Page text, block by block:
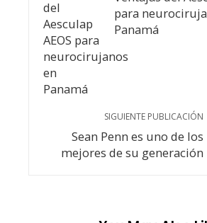
para
Panamá
SIGUIENTE PUBLICACIÓN
Sean Penn es uno de los
mejores de su generación